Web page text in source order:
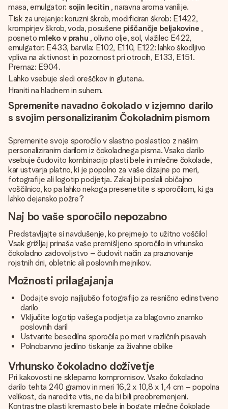
masa, emulgator: sojin lecitin , naravna aroma vanilije.
Tisk za urejanje: koruzni škrob, modificiran škrob: E1422,
krompirjev škrob, voda, posušene piščančje beljakovine ,
posneto mleko v prahu , olivno olje, sol, vlažilec E422,
emulgator: E433, barvila: E102, E110, E122: lahko škodljivo
vpliva na aktivnost in pozornost pri otrocih, E133, E151.
Premaz: E904.
Lahko vsebuje sledi oreščkov in glutena.
Hraniti na hladnem in suhem.
Spremenite navadno čokolado v izjemno darilo
s svojim personaliziranim Čokoladnim pismom
Spremenite svoje sporočilo v slastno poslastico z našim
personaliziranim darilom iz čokoladnega pisma. Vsako darilo
vsebuje čudovito kombinacijo plasti bele in mlečne čokolade,
kar ustvarja platno, ki je popolno za vaše dizajne po meri,
fotografije ali logotip podjetja. Zakaj bi poslali običajno
voščilnico, ko pa lahko nekoga presenetite s sporočilom, ki ga
lahko dejansko požre?
Naj bo vaše sporočilo nepozabno
Predstavljajte si navdušenje, ko prejmejo to užitno voščilo!
Vsak grižljaj prinaša vaše premišljeno sporočilo in vrhunsko
čokoladno zadovoljstvo – čudovit način za praznovanje
rojstnih dni, obletnic ali poslovnih mejnikov.
Možnosti prilagajanja
Dodajte svojo najljubšo fotografijo za resnično edinstveno
darilo
Vključite logotip vašega podjetja za blagovno znamko
poslovnih daril
Ustvarite besedilna sporočila po meri v različnih pisavah
Polnobarvno jedilno tiskanje za živahne oblike
Vrhunsko čokoladno doživetje
Pri kakovosti ne sklepamo kompromisov. Vsako čokoladno
darilo tehta 240 gramov in meri 16,2 x 10,8 x 1,4 cm – popolna
velikost, da naredite vtis, ne da bi bili preobremenjeni.
Kontrastne plasti kremasto bele in bogate mlečne čokolade